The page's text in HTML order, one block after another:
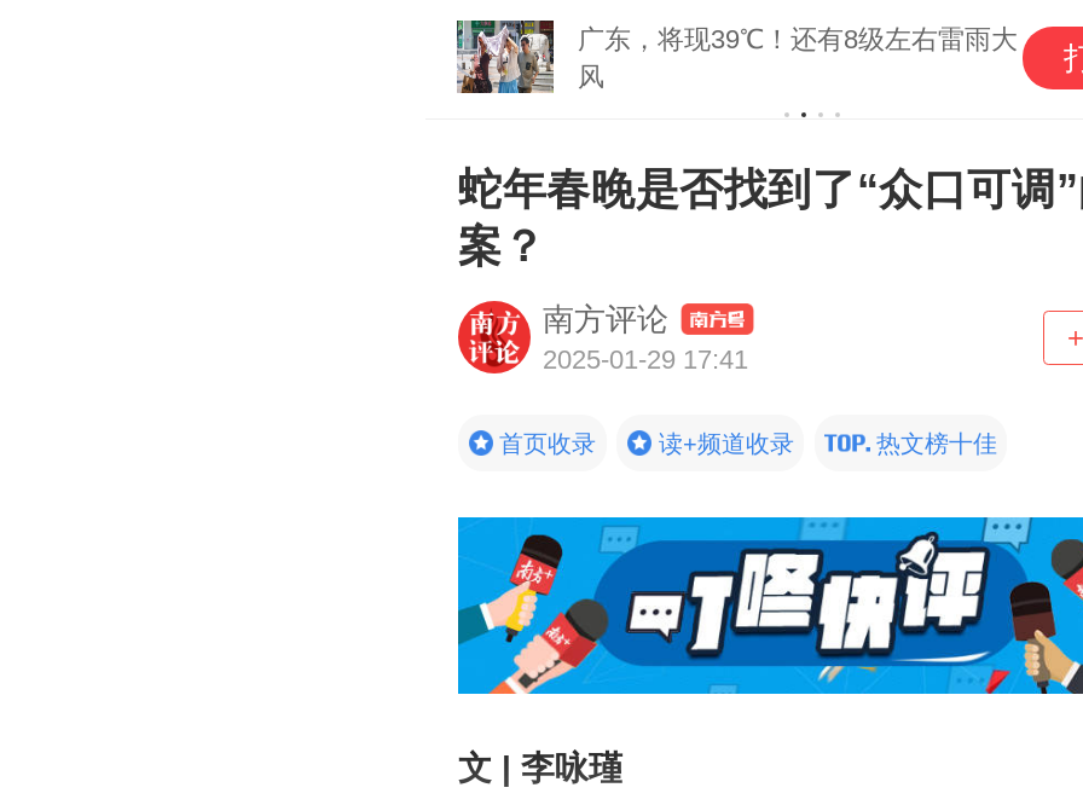
广东，将现39℃！还有8级左右雷雨大
风
蛇年春晚是否找到了“众口可调
案？
南方评论
2025-01-29 17:41
首页收录 读+频道收录 热文榜十佳
文 | 李咏瑾